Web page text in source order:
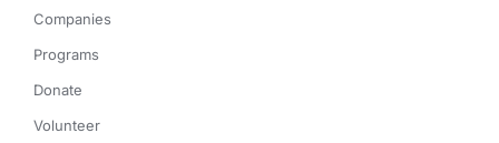
Companies
Programs
Donate
Volunteer